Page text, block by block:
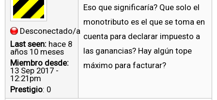
Desconectado/a
Last seen: hace 8
años 10 meses
Miembro desde:
13 Sep 2017 -
12:21pm
Prestigio: 0
Eso que significaría? Que solo el
monotributo es el que se toma en
cuenta para declarar impuesto a
las ganancias? Hay algún tope
máximo para facturar?